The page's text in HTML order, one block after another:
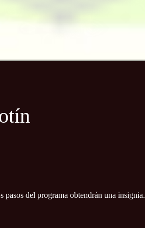
pasos del programa obtendrán una insignia.